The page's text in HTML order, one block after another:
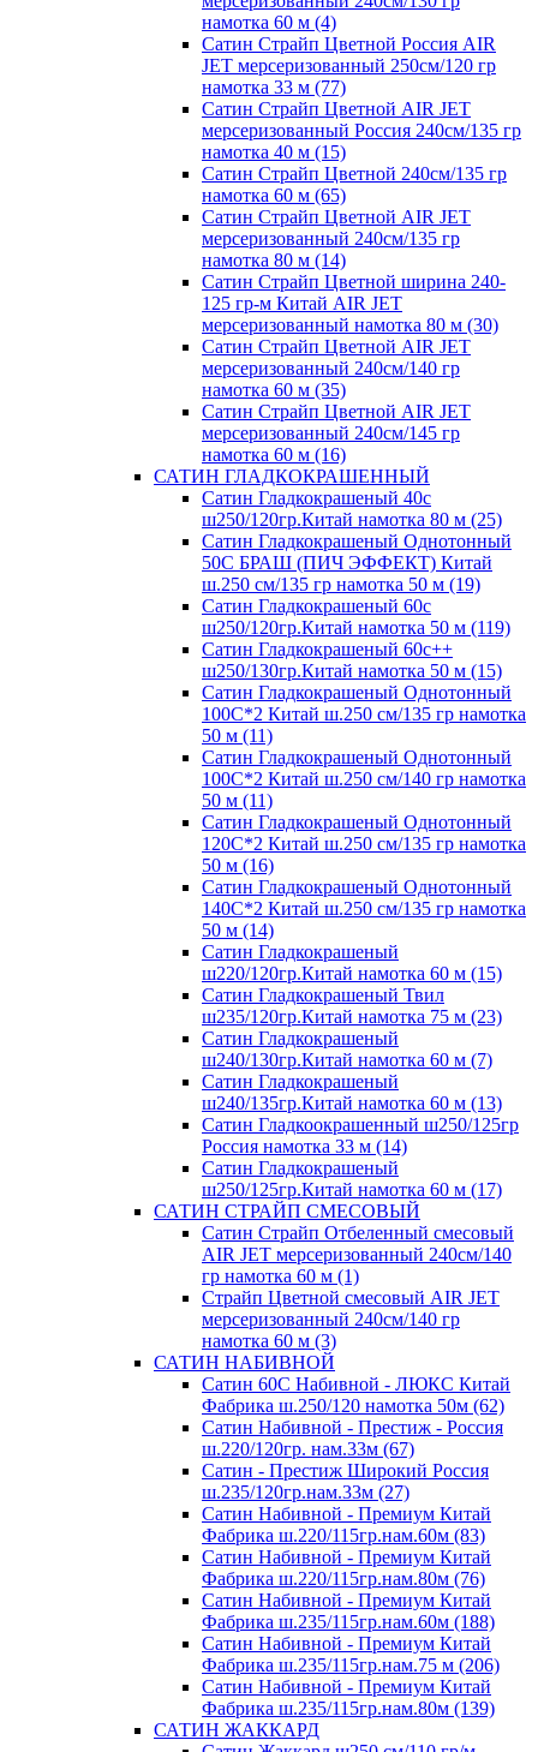
намотка 60 м (4)
Сатин Страйп Цветной Россия AIR
JET мерсеризованный 250см/120 гр
намотка 33 м (77)
Сатин Страйп Цветной AIR JET
мерсеризованный Россия 240см/135 гр
намотка 40 м (15)
Сатин Страйп Цветной 240см/135 гр
намотка 60 м (65)
Сатин Страйп Цветной AIR JET
мерсеризованный 240см/135 гр
намотка 80 м (14)
Сатин Страйп Цветной ширина 240-
125 гр-м Китай AIR JET
мерсеризованный намотка 80 м (30)
Сатин Страйп Цветной AIR JET
мерсеризованный 240см/140 гр
намотка 60 м (35)
Сатин Страйп Цветной AIR JET
мерсеризованный 240см/145 гр
намотка 60 м (16)
САТИН ГЛАДКОКРАШЕННЫЙ
Сатин Гладкокрашеный 40с
ш250/120гр.Китай намотка 80 м (25)
Сатин Гладкокрашеный Однотонный
50С БРАШ (ПИЧ ЭФФЕКТ) Китай
ш.250 см/135 гр намотка 50 м (19)
Сатин Гладкокрашеный 60с
ш250/120гр.Китай намотка 50 м (119)
Сатин Гладкокрашеный 60с++
ш250/130гр.Китай намотка 50 м (15)
Сатин Гладкокрашеный Однотонный
100С*2 Китай ш.250 см/135 гр намотка
50 м (11)
Сатин Гладкокрашеный Однотонный
100С*2 Китай ш.250 см/140 гр намотка
50 м (11)
Сатин Гладкокрашеный Однотонный
120С*2 Китай ш.250 см/135 гр намотка
50 м (16)
Сатин Гладкокрашеный Однотонный
140С*2 Китай ш.250 см/135 гр намотка
50 м (14)
Сатин Гладкокрашеный
ш220/120гр.Китай намотка 60 м (15)
Сатин Гладкокрашеный Твил
ш235/120гр.Китай намотка 75 м (23)
Сатин Гладкокрашеный
ш240/130гр.Китай намотка 60 м (7)
Сатин Гладкокрашеный
ш240/135гр.Китай намотка 60 м (13)
Сатин Гладкоокрашенный ш250/125гр
Россия намотка 33 м (14)
Сатин Гладкокрашеный
ш250/125гр.Китай намотка 60 м (17)
САТИН СТРАЙП СМЕСОВЫЙ
Сатин Страйп Отбеленный смесовый
AIR JET мерсеризованный 240см/140
гр намотка 60 м (1)
Страйп Цветной смесовый AIR JET
мерсеризованный 240см/140 гр
намотка 60 м (3)
САТИН НАБИВНОЙ
Сатин 60С Набивной - ЛЮКС Китай
Фабрика ш.250/120 намотка 50м (62)
Сатин Набивной - Престиж - Россия
ш.220/120гр. нам.33м (67)
Сатин - Престиж Широкий Россия
ш.235/120гр.нам.33м (27)
Сатин Набивной - Премиум Китай
Фабрика ш.220/115гр.нам.60м (83)
Сатин Набивной - Премиум Китай
Фабрика ш.220/115гр.нам.80м (76)
Сатин Набивной - Премиум Китай
Фабрика ш.235/115гр.нам.60м (188)
Сатин Набивной - Премиум Китай
Фабрика ш.235/115гр.нам.75 м (206)
Сатин Набивной - Премиум Китай
Фабрика ш.235/115гр.нам.80м (139)
САТИН ЖАККАРД